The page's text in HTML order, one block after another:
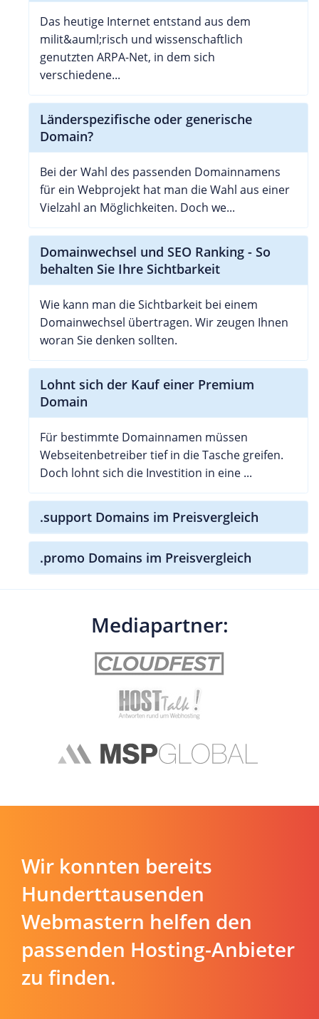
Das heutige Internet entstand aus dem
milit&auml;risch und wissenschaftlich
genutzten ARPA-Net, in dem sich
verschiedene...
Länderspezifische oder generische
Domain?
Bei der Wahl des passenden Domainnamens
für ein Webprojekt hat man die Wahl aus einer
Vielzahl an Möglichkeiten. Doch we...
Domainwechsel und SEO Ranking - So
behalten Sie Ihre Sichtbarkeit
Wie kann man die Sichtbarkeit bei einem
Domainwechsel übertragen. Wir zeugen Ihnen
woran Sie denken sollten.
Lohnt sich der Kauf einer Premium
Domain
Für bestimmte Domainnamen müssen
Webseitenbetreiber tief in die Tasche greifen.
Doch lohnt sich die Investition in eine ...
.support Domains im Preisvergleich
.promo Domains im Preisvergleich
Mediapartner:
Wir konnten bereits
Hunderttausenden
Webmastern helfen den
passenden Hosting-Anbieter
zu finden.